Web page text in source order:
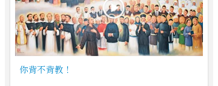
你背不背教！